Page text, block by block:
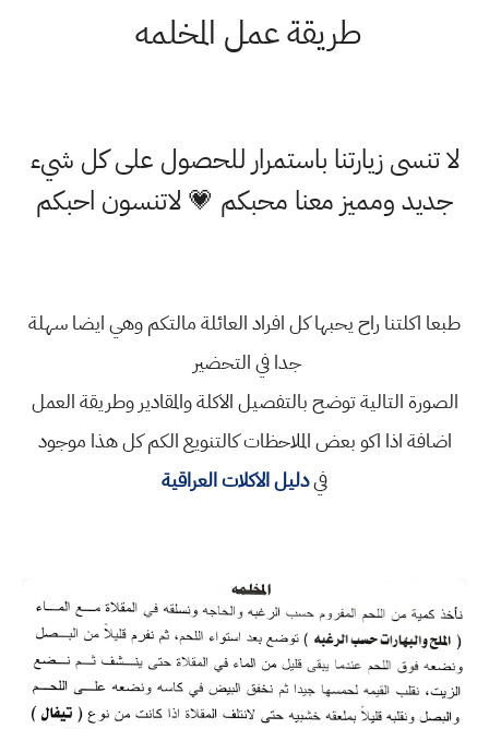
طريقة عمل المخلمه
لا تنسى زيارتنا باستمرار للحصول على كل شيء
جديد ومميز معنا محبكم 💗 لاتنسون احبكم
طبعا اكلتنا راح يحبها كل افراد العائلة مالتكم وهي ايضا سهلة
جدا في التحضير
الصورة التالية توضح بالتفصيل الاكلة والمقادير وطريقة العمل
اضافة اذا اكو بعض الملاحظات كالتنويع الكم كل هذا موجود
فيدليل الاكلات العراقية